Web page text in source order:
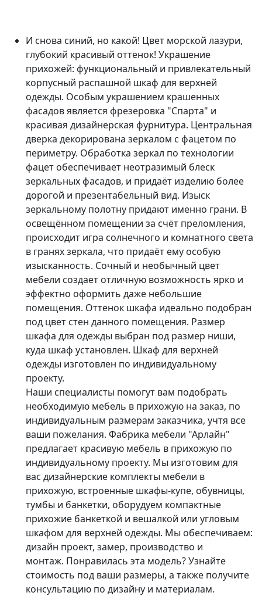
И снова синий, но какой! Цвет морской лазури,
глубокий красивый оттенок! Украшение
прихожей: функциональный и привлекательный
корпусный распашной шкаф для верхней
одежды. Особым украшением крашенных
фасадов является фрезеровка "Спарта" и
красивая дизайнерская фурнитура. Центральная
дверка декорирована зеркалом с фацетом по
периметру. Обработка зеркал по технологии
фацет обеспечивает неотразимый блеск
зеркальных фасадов, и придаёт изделию более
дорогой и презентабельный вид. Изыск
зеркальному полотну придают именно грани. В
освещённом помещении за счёт преломления,
происходит игра солнечного и комнатного света
в гранях зеркала, что придаёт ему особую
изысканность. Сочный и необычный цвет
мебели создает отличную возможность ярко и
эффектно оформить даже небольшие
помещения. Оттенок шкафа идеально подобран
под цвет стен данного помещения. Размер
шкафа для одежды выбран под размер ниши,
куда шкаф установлен. Шкаф для верхней
одежды изготовлен по индивидуальному
проекту.
Наши специалисты помогут вам подобрать
необходимую мебель в прихожую на заказ, по
индивидуальным размерам заказчика, учтя все
ваши пожелания. Фабрика мебели "Арлайн"
предлагает красивую мебель в прихожую по
индивидуальному проекту. Мы изготовим для
вас дизайнерские комплекты мебели в
прихожую, встроенные шкафы-купе, обувницы,
тумбы и банкетки, оборудуем компактные
прихожие банкеткой и вешалкой или угловым
шкафом для верхней одежды. Мы обеспечиваем:
дизайн проект, замер, производство и
монтаж. Понравилась эта модель? Узнайте
стоимость под ваши размеры, а также получите
консультацию по дизайну и материалам.